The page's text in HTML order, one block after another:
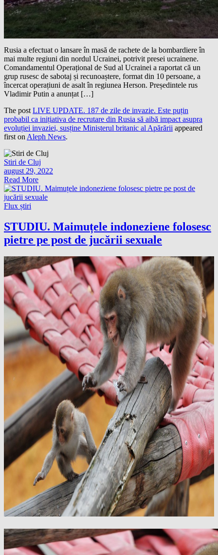
Rusia a efectuat o lansare în masă de rachete de la bombardiere în
mai multe regiuni din nordul Ucrainei, potrivit presei ucrainene.
Comandamentul Operațional de Sud al Ucrainei a raportat că un
grup rusesc de sabotaj și recunoaștere, format din 10 persoane, a
încercat operațiuni de asalt în regiunea Herson. Președintele rus
Vladimir Putin a anunțat […]
The postLIVE UPDATE. 187 de zile de invazie. Este puțin
probabil ca inițiativa de recrutare din Rusia să aibă impact asupra
evoluției invaziei, susține Ministerul britanic al Apărării appeared
first onAleph News.
Stiri de Cluj
august 29, 2022
Read More
Flux știri
STUDIU. Maimuțele indoneziene folosesc
pietre pe post de jucării sexuale